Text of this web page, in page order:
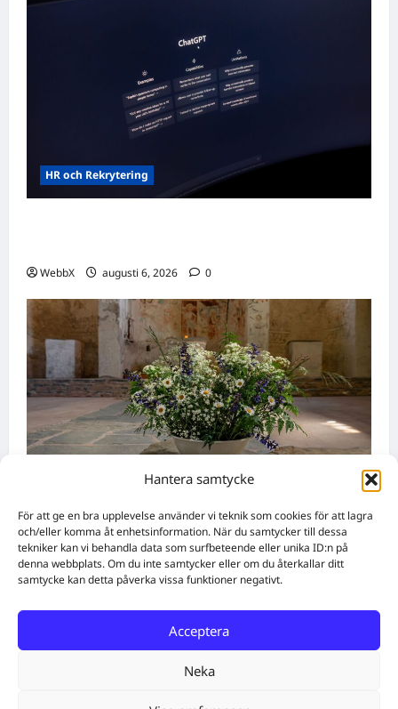
Hantera samtycke
För att ge en bra upplevelse använder vi teknik som cookies för att lagra
och/eller komma åt enhetsinformation. När du samtycker till dessa
tekniker kan vi behandla data som surfbeteende eller unika ID:n på
denna webbplats. Om du inte samtycker eller om du återkallar ditt
samtycke kan detta påverka vissa funktioner negativt.
Acceptera
Neka
HR och Rekrytering
WebbX augusti 6, 2026 0
Idag gratulerar vi Ulrik och Alrik!
WebbX augusti 5, 2026 0
Subscribe
Free QR Code Generator